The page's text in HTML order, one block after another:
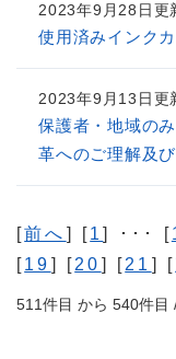
2023年9月28日更
使用済みインク
2023年9月13日更
保護者・地域の
革へのご理解及
[前へ ] [1] ･･･ [
[19 ] [20 ] [21 ] [
511件目 から 540件目